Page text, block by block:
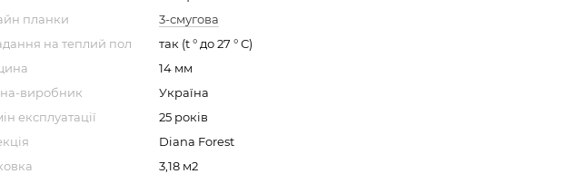
планки
3-смугова
на теплий пол
так (t ° до 27 ° С)
14 мм
виробник
Україна
експлуатації
25 років
Diana Forest
3,18 м2